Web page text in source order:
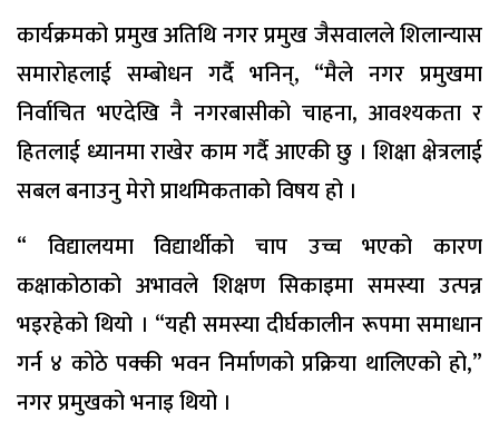
कार्यक्रमको प्रमुख अतिथि नगर प्रमुख जैसवालले शिलान्यास
समारोहलाई सम्बोधन गर्दै भनिन्, “मैले नगर प्रमुखमा
निर्वाचित भएदेखि नै नगरबासीको चाहना, आवश्यकता र
हितलाई ध्यानमा राखेर काम गर्दै आएकी छु । शिक्षा क्षेत्रलाई
सबल बनाउनु मेरो प्राथमिकताको विषय हो ।
“ विद्यालयमा विद्यार्थीको चाप उच्च भएको कारण
कक्षाकोठाको अभावले शिक्षण सिकाइमा समस्या उत्पन्न
भइरहेको थियो । “यही समस्या दीर्घकालीन रूपमा समाधान
गर्न ४ कोठे पक्की भवन निर्माणको प्रक्रिया थालिएको हो,”
नगर प्रमुखको भनाइ थियो ।